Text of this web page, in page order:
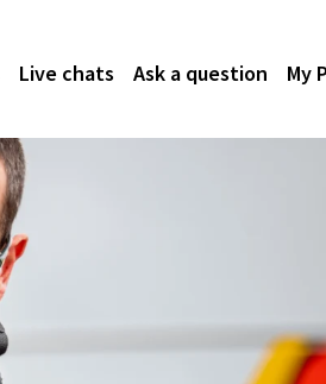
Live chats Ask a question My